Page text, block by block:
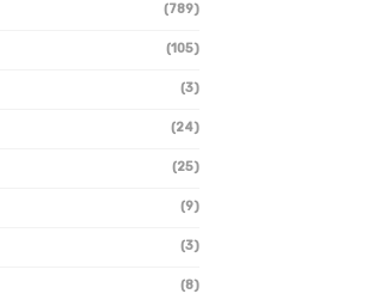
(789)
(105)
(3)
(24)
(25)
(9)
(3)
(8)